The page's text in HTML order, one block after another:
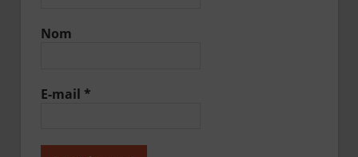
Nom
E-mail *